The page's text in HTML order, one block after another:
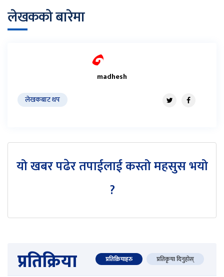
लेखकको बारेमा
madhesh
लेखकबाट थप
यो खबर पढेर तपाईलाई कस्तो महसुस भयो
?
प्रतिक्रिया प्रतिक्रियाहरु प्रतिकृया दिनुहोस्